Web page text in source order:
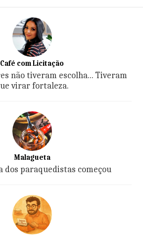
Café com Licitação
não tiveram escolha... Tiveram
virar fortaleza.
Malagueta
dos paraquedistas começou